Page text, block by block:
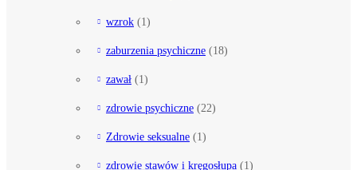
wzrok (1)
zaburzenia psychiczne (18)
zawał (1)
zdrowie psychiczne (22)
Zdrowie seksualne (1)
zdrowie stawów i kręgosłupa (1)